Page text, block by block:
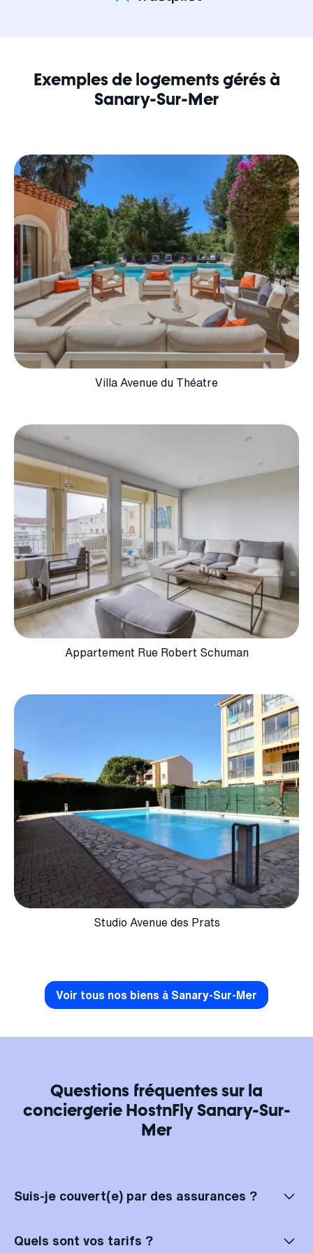
Exemples de logements gérés à
Sanary-Sur-Mer
Villa Avenue du Théatre
Appartement Rue Robert Schuman
Studio Avenue des Prats
Voir tous nos biens à Sanary-Sur-Mer
Questions fréquentes sur la
conciergerie HostnFly Sanary-Sur-
Mer
Suis-je couvert(e) par des assurances ?
Chez HostnFly Sanary-Sur-Mer, vous bénéficiez d'une double
couverture. En cas de problème, vous êtes d'abord couvert(e) par les
Quels sont vos tarifs ?